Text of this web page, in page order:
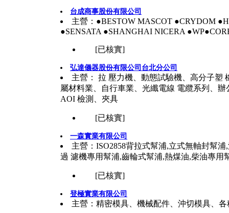
台成商事股份有限公司
主營：●BESTOW MASCOT ●CRYDOM
●SENSATA ●SHANGHAI NICERA
[已核實]
弘達儀器股份有限公司台北分公司
主營： 拉 壓力機、動態試驗機、高分子塑
屬材料業、自行車業、光纖電線 電纜系列、
AOI 檢測、夾具
[已核實]
一森實業有限公司
主營：ISO2858背拉式幫浦,立式無軸封幫
過 濾機專用幫浦,齒輪式幫浦,熱煤油,柴油專用
[已核實]
登極實業有限公司
主營：精密模具、機械配件、沖切模具、